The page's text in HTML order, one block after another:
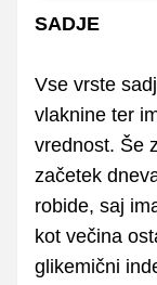
SADJE
Vse vrste
vlaknine ter
vrednost. Še
začetek
robide, saj
kot večina
glikemični